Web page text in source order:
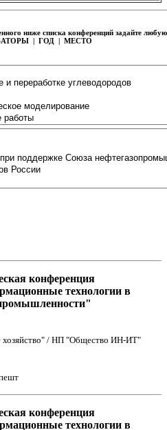
ниже списка конференций задайте
| ГОД | МЕСТО
конференция
технологии в
/ НП "Общество ИН-ИТ"
конференция
технологии в